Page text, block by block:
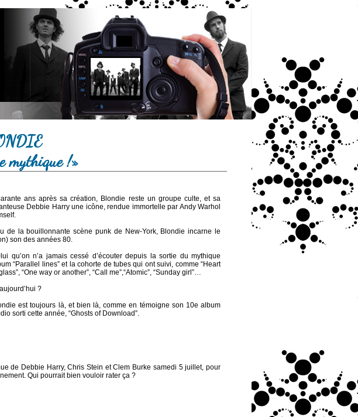
mythique !»
ans après sa création, Blondie reste un groupe culte, et sa
Debbie Harry une icône, rendue immortelle par Andy Warhol
de la bouillonnante scène punk de New-York, Blondie incarne le
son des années 80.
qu’on n’a jamais cessé d’écouter depuis la sortie du mythique
“Parallel lines” et la cohorte de tubes qui ont suivi, comme “Heart
“One way or another”, “Call me”,“Atomic”, “Sunday girl”…
?
est toujours là, et bien là, comme en témoigne son 10e album
sorti cette année, “Ghosts of Download”.
de Debbie Harry, Chris Stein et Clem Burke samedi 5 juillet, pour
Qui pourrait bien vouloir rater ça ?